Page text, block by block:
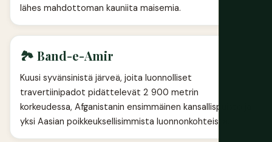
lähes mahdottoman kauniita maisemia.
🏞️ Band-e-Amir
Kuusi syvänsinistä järveä, joita luonnolliset
travertiinipadot pidättelevät 2 900 metrin
korkeudessa, Afganistanin ensimmäinen kansallispuisto ja
yksi Aasian poikkeuksellisimmista luonnonkohteista.